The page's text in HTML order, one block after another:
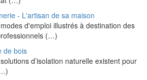
- L'artisan de sa maison
d'emploi illustrés à destination des
(…)
de bois
d’isolation naturelle existent pour